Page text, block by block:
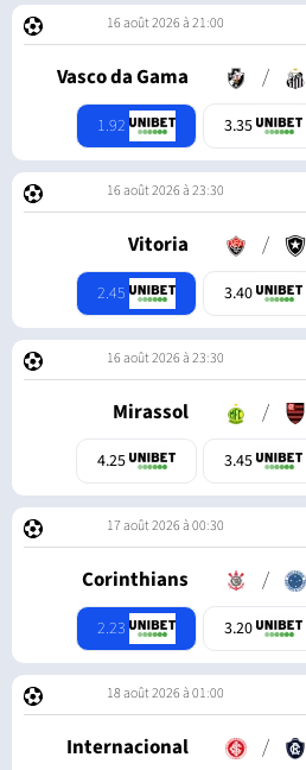
16 août 2026 à 21:00
Vasco da Gama /
1.92 3.35
16 août 2026 à 23:30
Vitoria /
2.45 3.40
16 août 2026 à 23:30
Mirassol /
4.25 3.45
17 août 2026 à 00:30
Corinthians /
2.23 3.20
18 août 2026 à 01:00
Internacional /